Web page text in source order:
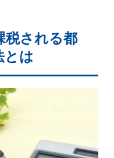
税される都
とは